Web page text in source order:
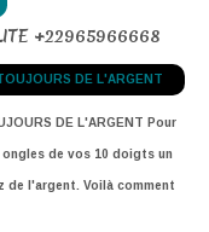
+22965966668
DE L'ARGENT Pour
de vos 10 doigts un
de l'argent. Voilà comment